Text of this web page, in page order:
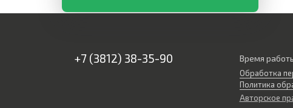
+7 (3812) 38-35-90 Время
Обработка
Политика
Авторское